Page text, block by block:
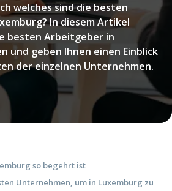
welches sind die besten
In diesem Artikel
besten Arbeitgeber in
und geben Ihnen einen Einblick
der einzelnen Unternehmen.
so begehrt ist
Unternehmen, um in Luxemburg zu